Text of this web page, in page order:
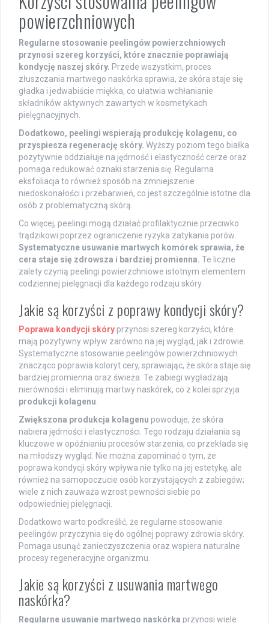
powierzchniowych
Regularne stosowanie peelingów powierzchniowych
przynosi szereg korzyści, które znacznie poprawiają
kondycję naszej skóry. Przede wszystkim, proces
złuszczania martwego naskórka sprawia, że skóra staje się
gładka i jedwabiście miękka, co ułatwia wchłanianie
składników aktywnych zawartych w kosmetykach
pielęgnacyjnych.
Dodatkowo, peelingi wspierają produkcję kolagenu, co
przyspiesza regenerację skóry. Wyższy poziom tego białka
pozytywnie oddziałuje na jędrność i elastyczność cerze oraz
pomaga redukować oznaki starzenia się. Regularna
eksfoliacja to również sposób na zmniejszenie
niedoskonałości i przebarwień, co jest szczególnie istotne dla
osób z problematyczną skórą.
Co więcej, peelingi mogą działać profilaktycznie przeciwko
trądzikowi poprzez ograniczenie ryzyka zatykania porów.
Systematyczne usuwanie martwych komórek sprawia, że
cera staje się zdrowsza i bardziej promienna. Te liczne
zalety czynią peelingi powierzchniowe istotnym elementem
codziennej pielęgnacji dla każdego rodzaju skóry.
Jakie są korzyści z poprawy kondycji skóry?
Poprawa kondycji skóry przynosi szereg korzyści, które
mają pozytywny wpływ zarówno na jej wygląd, jak i zdrowie.
Systematyczne stosowanie peelingów powierzchniowych
znacząco poprawia koloryt cery, sprawiając, że skóra staje się
bardziej promienna oraz świeża. Te zabiegi wygładzają
nierówności i eliminują martwy naskórek, co z kolei sprzyja
produkcji kolagenu
Zwiększona produkcja kolagenu powoduje, że skóra
nabiera jędrności i elastyczności. Tego rodzaju działania są
kluczowe w opóźnianiu procesów starzenia, co przekłada się
na młodszy wygląd. Nie można zapominać o tym, że
poprawa kondycji skóry wpływa nie tylko na jej estetykę, ale
również na samopoczucie osób korzystających z zabiegów;
wiele z nich zauważa wzrost pewności siebie po
odpowiedniej pielęgnacji.
Dodatkowo warto podkreślić, że regularne stosowanie
peelingów przyczynia się do ogólnej poprawy zdrowia skóry.
Pomaga usunąć zanieczyszczenia oraz wspiera naturalne
procesy regeneracyjne organizmu.
Jakie są korzyści z usuwania martwego
naskórka?
Regularne usuwanie martwego naskórka przynosi wiele